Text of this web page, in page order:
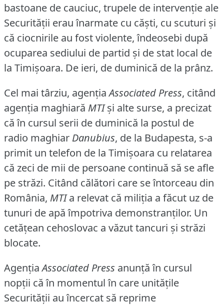
bastoane de cauciuc, trupele de intervenţie ale
Securităţii erau înarmate cu căşti, cu scuturi şi
că ciocnirile au fost violente, îndeosebi după
ocuparea sediului de partid şi de stat local de
la Timişoara. De ieri, de duminică de la prânz.
Cel mai târziu, agenţiaAssociated Press, citând
agenţia maghiară MTIşi alte surse, a precizat
că în cursul serii de duminică la postul de
radio maghiar Danubius, de la Budapesta, s-a
primit un telefon de la Timişoara cu relatarea
că zeci de mii de persoane continuă să se afle
pe străzi. Citând călători care se întorceau din
România, MTIa relevat că miliţia a făcut uz de
tunuri de apă împotriva demonstranţilor. Un
cetăţean cehoslovac a văzut tancuri şi străzi
blocate.
AgenţiaAssociated Press anunţă în cursul
nopţii că în momentul în care unităţile
Securităţii au încercat să reprime